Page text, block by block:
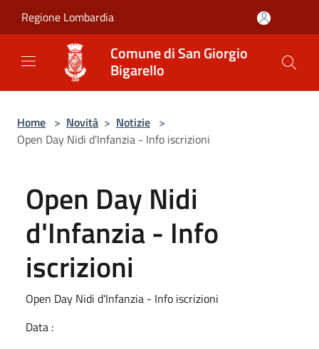
Regione Lombardia
Comune di San Giorgio
Bigarello
Home > Novità > Notizie >
Open Day Nidi d'Infanzia - Info iscrizioni
Open Day Nidi
d'Infanzia - Info
iscrizioni
Open Day Nidi d'Infanzia - Info iscrizioni
Data :